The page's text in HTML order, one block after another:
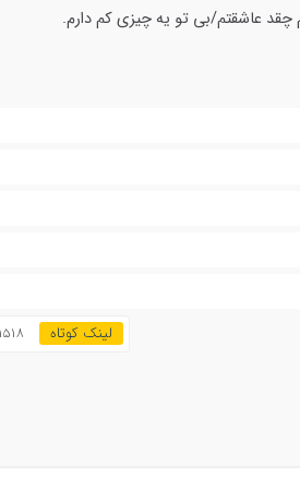
عاشقتم/بی تو یه چیزی کم دارم.